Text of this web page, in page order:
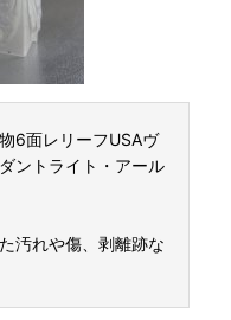
6面レリーフUSAヴ
ントライト・アール
汚れや傷、剥離跡な